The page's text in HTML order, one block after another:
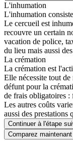
L'inhumation
L'inhumation
Le cercueil est
recouvre un certain
vacation de police,
du lieu mais aussi
La crémation
La crémation est
Elle nécessite tout
défunt pour la
de frais obligatoires :
Les autres coûts
aussi des prestations
Continuer à l'étape